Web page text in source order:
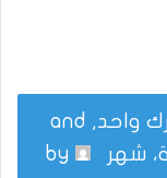
This topic has 0 ردود, مشارك واحد, and
شهر